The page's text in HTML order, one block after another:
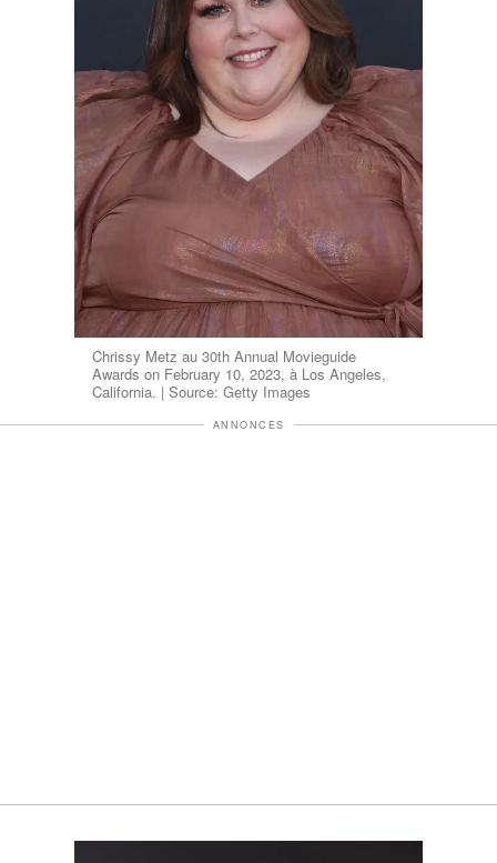
Chrissy Metz au 30th Annual Movieguide
Awards on February 10, 2023, à Los Angeles,
California. | Source: Getty Images
ANNONCES